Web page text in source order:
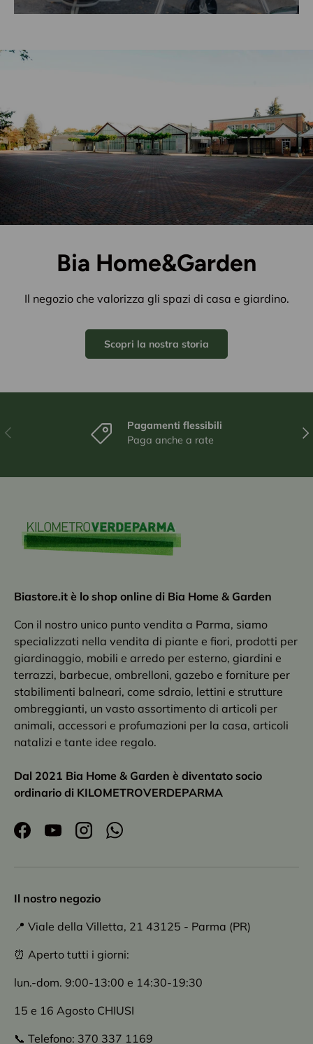
Bia Home&Garden
Il negozio che valorizza gli spazi di casa e giardino.
Scopri la nostra storia
Indietro
Pagamenti flessibili
Paga anche a rate
Biastore.it è lo shop online di Bia Home & Garden
Con il nostro unico punto vendita a Parma, siamo
specializzati nella vendita di piante e fiori, prodotti per
giardinaggio, mobili e arredo per esterno, giardini e
terrazzi, barbecue, ombrelloni, gazebo e forniture per
stabilimenti balneari, come sdraio, lettini e strutture
ombreggianti, un vasto assortimento di articoli per
animali, accessori e profumazioni per la casa, articoli
natalizi e tante idee regalo.
Dal 2021 Bia Home & Garden è diventato socio
ordinario di KILOMETROVERDEPARMA
FacebookYouTubeInstagramWhatsApp
Il nostro negozio
📍 Viale della Villetta, 21 43125 - Parma (PR)
⏰ Aperto tutti i giorni:
lun.-dom. 9:00-13:00 e 14:30-19:30
15 e 16 Agosto CHIUSI
📞 Telefono: 370 337 1169